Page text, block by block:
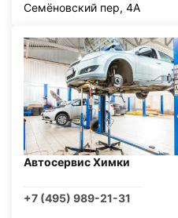
Семёновский пер, 4А
Автосервис Химки
+7 (495) 989-21-31